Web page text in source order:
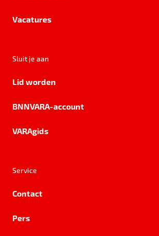
Vacatures
Sluit je aan
Lid worden
BNNVARA-account
VARAgids
Service
Contact
Pers